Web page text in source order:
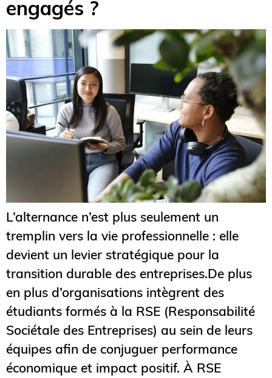
engagés ?
L’alternance n’est plus seulement un
tremplin vers la vie professionnelle : elle
devient un levier stratégique pour la
transition durable des entreprises.De plus
en plus d’organisations intègrent des
étudiants formés à la RSE (Responsabilité
Sociétale des Entreprises) au sein de leurs
équipes afin de conjuguer performance
économique et impact positif. À RSE